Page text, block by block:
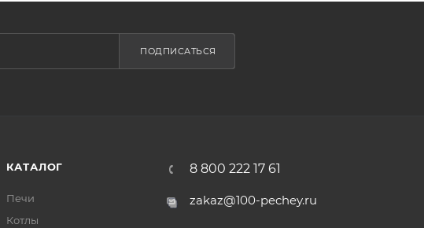
ПОДПИСАТЬСЯ
КАТАЛОГ
Печи
Котлы
8 800 222 17 61
zakaz@100-pechey.ru